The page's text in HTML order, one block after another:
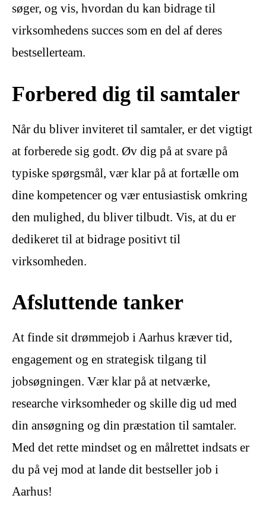
søger, og vis, hvordan du kan bidrage til
virksomhedens succes som en del af deres
bestsellerteam.
Forbered dig til samtaler
Når du bliver inviteret til samtaler, er det vigtigt
at forberede sig godt. Øv dig på at svare på
typiske spørgsmål, vær klar på at fortælle om
dine kompetencer og vær entusiastisk omkring
den mulighed, du bliver tilbudt. Vis, at du er
dedikeret til at bidrage positivt til
virksomheden.
Afsluttende tanker
At finde sit drømmejob i Aarhus kræver tid,
engagement og en strategisk tilgang til
jobsøgningen. Vær klar på at netværke,
researche virksomheder og skille dig ud med
din ansøgning og din præstation til samtaler.
Med det rette mindset og en målrettet indsats er
du på vej mod at lande dit bestseller job i
Aarhus!